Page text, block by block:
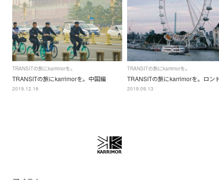
TRANSITの旅にkarrimorを。
TRANSITの旅にkarrimorを。中国編
2019.12.16
TRANSITの旅にkarrimorを。
TRANSITの旅にkarrimorを。ロン
2019.09.13